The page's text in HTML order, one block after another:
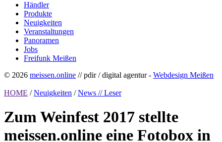
Händler
Produkte
Neuigkeiten
Veranstaltungen
Panoramen
Jobs
Freifunk Meißen
© 2026 meissen.online // pdir / digital agentur - Webdesign Meißen
HOME / Neuigkeiten / News // Leser
Zum Weinfest 2017 stellte
meissen.online eine Fotobox in